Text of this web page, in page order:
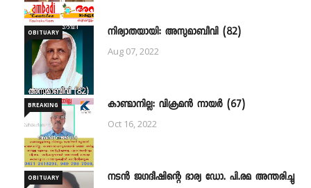
OBITUARY നിര്യാതയായി: അസുമാബീവി (82)
Aug 07, 2022
BREAKING കാണ്മാനില്ല: വിക്രമൻ നായർ (67)
Oct 16, 2022
OBITUARY നടൻ ജഗദീഷിന്റെ ഭാര്യ ഡോ. പി.രമ അന്തരിച്ചു